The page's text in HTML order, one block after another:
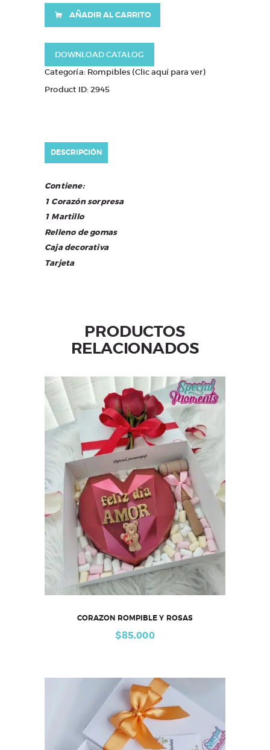
AÑADIR AL CARRITO
DOWNLOAD CATALOG
Categoría: Rompibles (Clic aquí para ver)
Product ID:2945
DESCRIPCIÓN
Contiene:
1 Corazón sorpresa
1 Martillo
Relleno de gomas
Caja decorativa
Tarjeta
PRODUCTOS
RELACIONADOS
CORAZON ROMPIBLE Y ROSAS
$85,000